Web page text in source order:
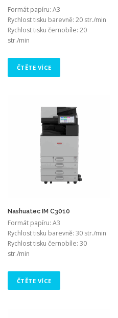
Formát papíru: A3
Rychlost tisku barevně: 20 str./min
Rychlost tisku černobíle: 20
str./min
ČTĚTE VÍCE
Nashuatec IM C3010
Formát papíru: A3
Rychlost tisku barevně: 30 str./min
Rychlost tisku černobíle: 30
str./min
ČTĚTE VÍCE